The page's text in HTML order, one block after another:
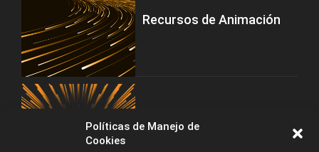
Políticas de Manejo de
Cookies
Recursos de Animación
Trabajo en Animación,
Videojuegos, VFX, VR/AR e